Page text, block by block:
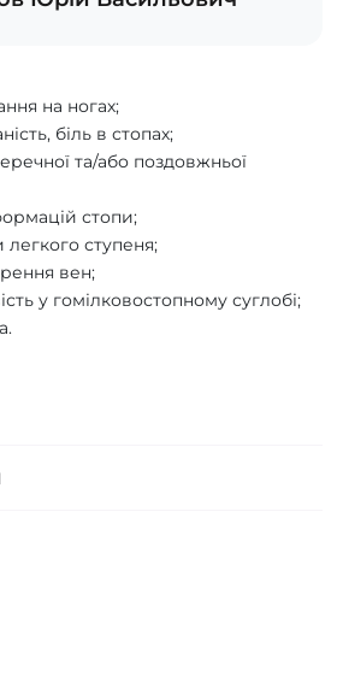
на ногах;
біль в стопах;
та/або поздовжньої
стопи;
ступеня;
вен;
у гомілковостопному суглобі;